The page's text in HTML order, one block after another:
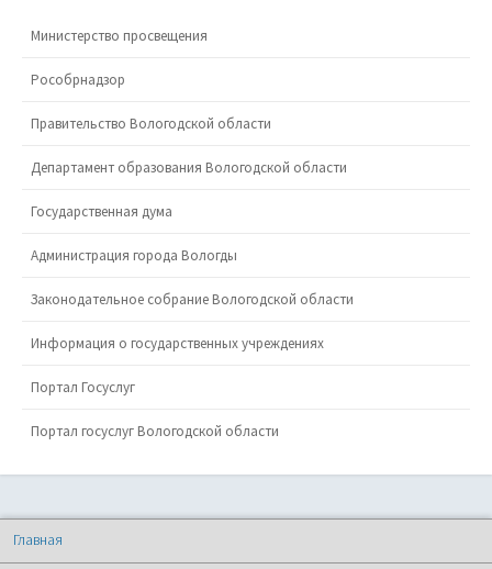
Министерство просвещения
Рособрнадзор
Правительство Вологодской области
Департамент образования Вологодской области
Государственная дума
Администрация города Вологды
Законодательное собрание Вологодской области
Информация о государственных учреждениях
Портал Госуслуг
Портал госуслуг Вологодской области
Главная